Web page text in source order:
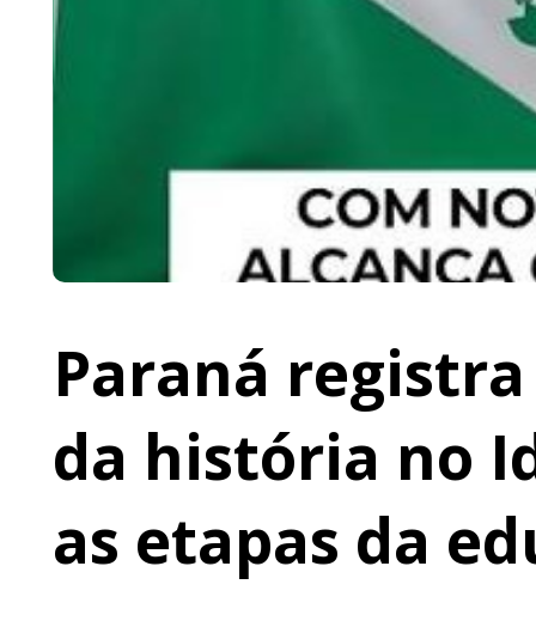
Paraná
da história no
as etapas da